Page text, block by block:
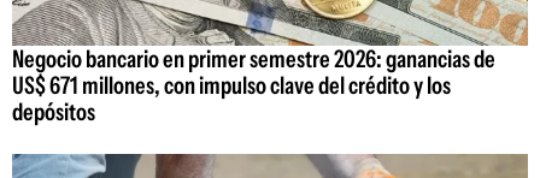
Negocio bancario en primer semestre 2026: ganancias de
US$ 671 millones, con impulso clave del crédito y los
depósitos